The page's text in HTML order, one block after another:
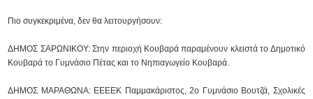
Πιο συγκεκριμένα, δεν θα λειτουργήσουν:
ΔΗΜΟΣ ΣΑΡΩΝΙΚΟΥ: Στην περιοχή Κουβαρά παραμένουν κλειστά το Δημοτικό
Κουβαρά το Γυμνάσιο Πέτας και το Νηπιαγωγείο Κουβαρά.
ΔΗΜΟΣ ΜΑΡΑΘΩΝΑ: ΕΕΕΕΚ Παμμακάριστος, 2ο Γυμνάσιο Βουτζά, Σχολικές